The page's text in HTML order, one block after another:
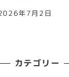
年7月2日
カテゴリー